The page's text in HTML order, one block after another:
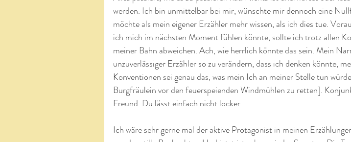
werden. Ich bin unmittelbar bei mir, wünschte mir dennoch eine
möchte als mein eigener Erzähler mehr wissen, als ich dies tue.
ich mich im nächsten Moment fühlen könnte, sollte ich trotz allen
meiner Bahn abweichen. Ach, wie herrlich könnte das sein. Mein
unzuverlässiger Erzähler so zu verändern, dass ich denken könnte,
Konventionen sei genau das, was mein Ich an meiner Stelle tun
Burgfräulein vor den feuerspeienden Windmühlen zu retten].
Freund. Du lässt einfach nicht locker.
Ich wäre sehr gerne mal der aktive Protagonist in meinen